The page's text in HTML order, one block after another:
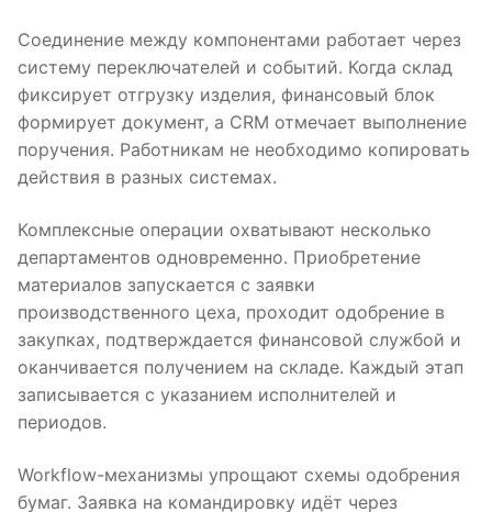
Соединение между компонентами работает через
систему переключателей и событий. Когда склад
фиксирует отгрузку изделия, финансовый блок
формирует документ, а CRM отмечает выполнение
поручения. Работникам не необходимо копировать
действия в разных системах.
Комплексные операции охватывают несколько
департаментов одновременно. Приобретение
материалов запускается с заявки
производственного цеха, проходит одобрение в
закупках, подтверждается финансовой службой и
оканчивается получением на складе. Каждый этап
записывается с указанием исполнителей и
периодов.
Workflow-механизмы упрощают схемы одобрения
бумаг. Заявка на командировку идёт через